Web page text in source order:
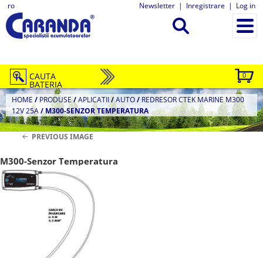
ro Newsletter | Inregistrare | Log in
0
CAUTA
BATERIA
HOME / PRODUSE/APLICATII/AUTO/ REDRESOR CTEK MARINE M300
12V 25A/M300-SENZOR TEMPERATURA
PREVIOUS IMAGE
M300-Senzor Temperatura